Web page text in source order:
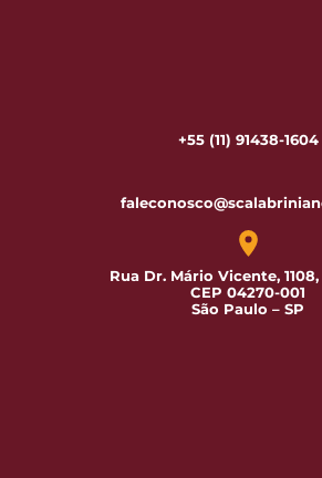
+55 (11) 91438-1604
Rua Dr. Mário Vicente,
CEP 04270-001
São Paulo – SP